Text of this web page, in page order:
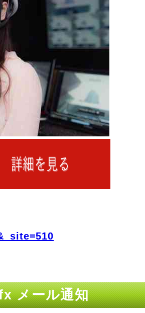
メール通知